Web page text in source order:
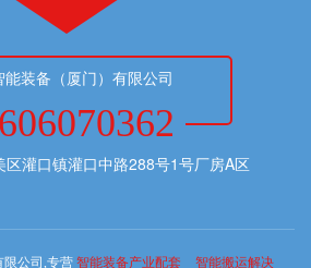
能装备（厦门）有限公司
区灌口镇灌口中路288号1号厂房A区
限公司,专营 智能装备产业配套 智能搬运解决